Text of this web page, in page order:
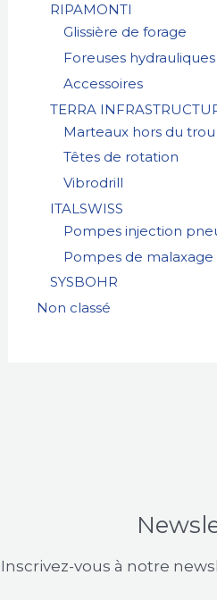
RIPAMONTI
Glissière de forage
Foreuses hydrauliques
Accessoires
TERRA
Marteaux hors du trou
Têtes de rotation
Vibrodrill
ITALSWISS
Pompes injection
Pompes de malaxage
SYSBOHR
Non classé
Inscrivez-vous à notre